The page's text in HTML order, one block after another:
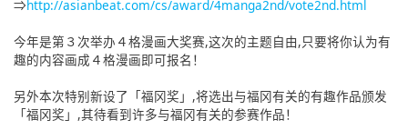
⇒http://asianbeat.com/cs/award/4manga2nd/vote2nd.html
今年是第３次举办４格漫画大奖赛,这次的主题自由,只要将你认为有
趣的内容画成４格漫画即可报名！
另外本次特别新设了「福冈奖」,将选出与福冈有关的有趣作品颁发
「福冈奖」,其待看到许多与福冈有关的参赛作品！